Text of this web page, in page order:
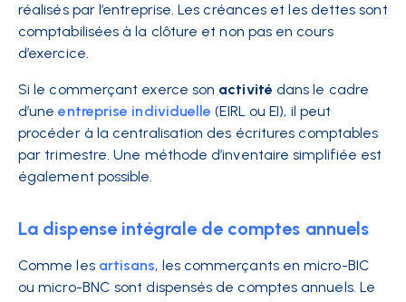
réalisés par l’entreprise. Les créances et les dettes sont
comptabilisées à la clôture et non pas en cours
d’exercice.
Si le commerçant exerce son activité dans le cadre
d’uneentreprise individuelle (EIRL ou EI), il peut
procéder à la centralisation des écritures comptables
par trimestre. Une méthode d’inventaire simplifiée est
également possible.
La dispense intégrale de comptes annuels
Comme les artisans, les commerçants en micro-BIC
ou micro-BNC sont dispensés de comptes annuels. Le